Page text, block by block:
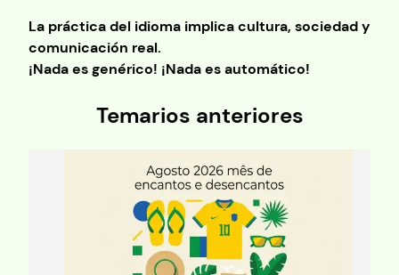
La práctica del idioma implica cultura, sociedad y
comunicación real.
¡Nada es genérico! ¡Nada es automático!
Temarios anteriores